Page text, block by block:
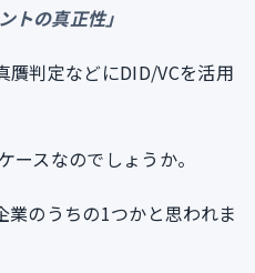
トの真正性」
贋判定などにDID/VCを活用
ースなのでしょうか。
業のうちの1つかと思われま